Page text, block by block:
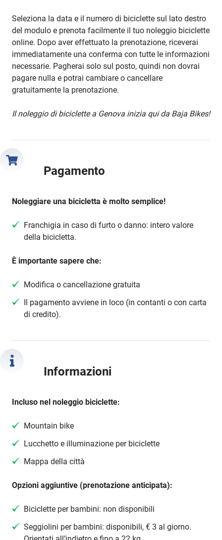
Seleziona la data e il numero di biciclette sul lato destro
del modulo e prenota facilmente il tuo noleggio biciclette
online. Dopo aver effettuato la prenotazione, riceverai
immediatamente una conferma con tutte le informazioni
necessarie. Pagherai solo sul posto, quindi non dovrai
pagare nulla e potrai cambiare o cancellare
gratuitamente la prenotazione.
Il noleggio di biciclette a Genova inizia qui da Baja Bikes!
Pagamento
Noleggiare una bicicletta è molto semplice!
Franchigia in caso di furto o danno: intero valore
della bicicletta.
È importante sapere che:
Modifica o cancellazione gratuita
Il pagamento avviene in loco (in contanti o con carta
di credito).
Informazioni
Incluso nel noleggio biciclette:
Mountain bike
Lucchetto e illuminazione per biciclette
Mappa della città
Opzioni aggiuntive (prenotazione anticipata):
Biciclette per bambini: non disponibili
Seggiolini per bambini: disponibili, € 3 al giorno.